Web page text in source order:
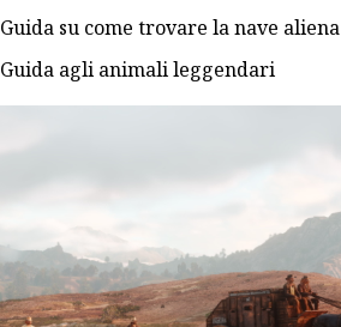
Guida su come trovare la nave aliena
Guida agli animali leggendari